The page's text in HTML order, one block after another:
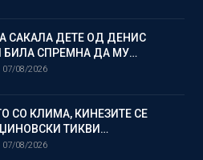
САКАЛА ДЕТЕ ОД ДЕНИС
БИЛА СПРЕМНА ДА МУ…
07/08/2026
СО КЛИМА, КИНЕЗИТЕ СЕ
ТИКВИ…
07/08/2026